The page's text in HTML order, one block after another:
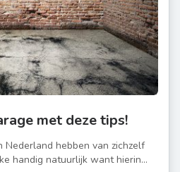
met deze tips!
Nederland hebben van zichzelf
handig natuurlijk want hierin...